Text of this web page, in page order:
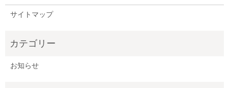
サイトマップ
お知らせ